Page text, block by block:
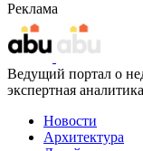
Реклама
Ведущий портал о
экспертная
Новости
Архитектура